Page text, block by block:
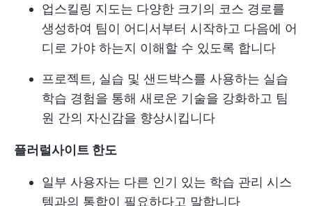
업스킬링 지도는 다양한 크기의 코스 경로를
생성하여 팀이 어디서부터 시작하고 다음에 어
디로 가야 하는지 이해할 수 있도록 합니다
프로젝트, 실습 및 샌드박스를 사용하는 실습
학습 경험을 통해 새로운 기술을 강화하고 팀
원 간의 자신감을 향상시킵니다
플러럴사이트 한도
일부 사용자는 다른 인기 있는 학습 관리 시스
템과의 통합이 필요하다고 말합니다